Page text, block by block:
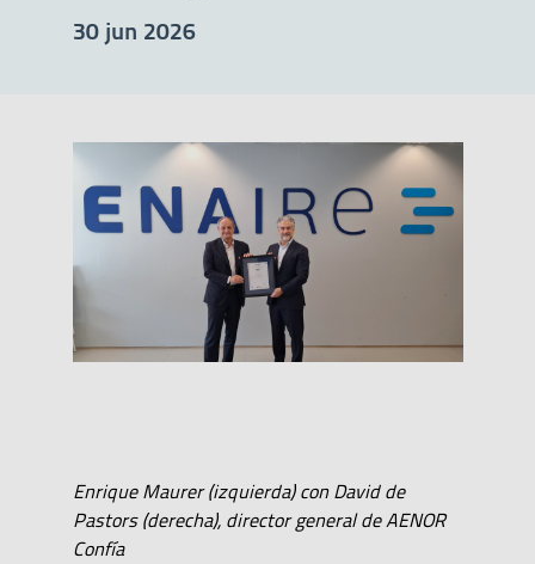
30 jun 2026
Enrique Maurer (izquierda) con David de
Pastors (derecha), director general de AENOR
Confía